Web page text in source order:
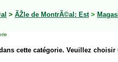
> ÃŽle de MontrÃ©al: Est >
cette catégorie. Veuillez